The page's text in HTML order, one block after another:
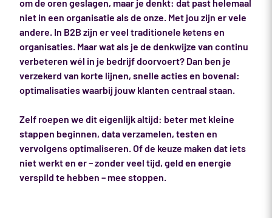
om de oren geslagen, maar je denkt: dat past helemaal
niet in een organisatie als de onze. Met jou zijn er vele
andere. In B2B zijn er veel traditionele ketens en
organisaties. Maar wat als je de denkwijze van continu
verbeteren wél in je bedrijf doorvoert? Dan ben je
verzekerd van korte lijnen, snelle acties en bovenal:
optimalisaties waarbij jouw klanten centraal staan.
Zelf roepen we dit eigenlijk altijd: beter met kleine
stappen beginnen, data verzamelen, testen en
vervolgens optimaliseren. Of de keuze maken dat iets
niet werkt en er – zonder veel tijd, geld en energie
verspild te hebben – mee stoppen.